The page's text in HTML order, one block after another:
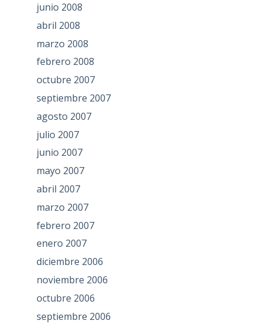
junio 2008
abril 2008
marzo 2008
febrero 2008
octubre 2007
septiembre 2007
agosto 2007
julio 2007
junio 2007
mayo 2007
abril 2007
marzo 2007
febrero 2007
enero 2007
diciembre 2006
noviembre 2006
octubre 2006
septiembre 2006